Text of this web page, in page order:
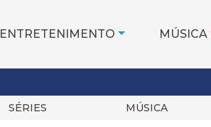
ENTRETENIMENTO MÚSICA
SÉRIES MÚSICA